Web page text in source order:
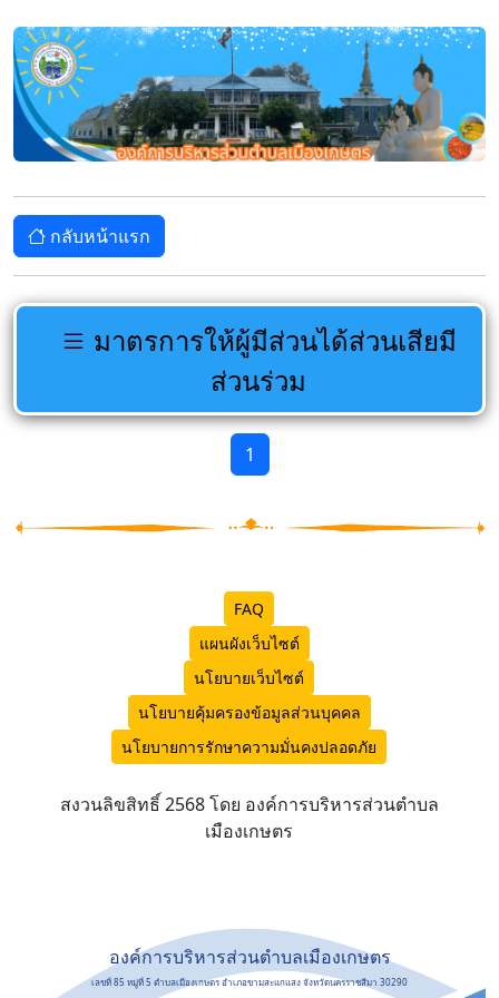
กลับหน้าแรก
มาตรการให้ผู้มีส่วนได้ส่วนเสียมี
ส่วนร่วม
1
FAQ
แผนผังเว็บไซต์
นโยบายเว็บไซต์
นโยบายคุ้มครองข้อมูลส่วนบุคคล
นโยบายการรักษาความมั่นคงปลอดภัย
สงวนลิขสิทธิ์ 2568 โดย องค์การบริหารส่วนตำบล
เมืองเกษตร
องค์การบริหารส่วนตำบลเมืองเกษตร
เลขที่ 85 หมู่ที่ 5 ตำบลเมืองเกษตร อำเภอขามสะแกแสง จังหวัดนครราชสีมา 30290